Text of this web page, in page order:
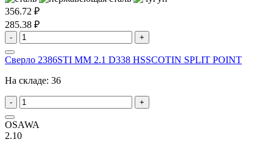
356.72 ₽
285.38 ₽
- +
Сверло 2386STI MM 2.1 D338 HSSCOTIN SPLIT POINT
На складе: 36
- +
OSAWA
2.10